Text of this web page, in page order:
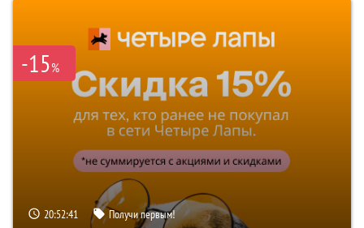
-15%
20:52:40 Получи первым!